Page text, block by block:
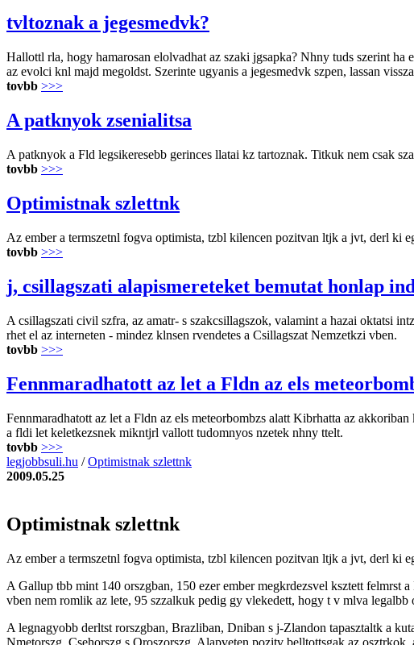
tvltoznak a jegesmedvk?
Hallottl rla, hogy hamarosan elolvadhat az szaki jgsapka? Nhny tuds szerint
az evolci knl majd megoldst. Szerinte ugyanis a jegesmedvk szpen, lassan
tovbb >>>
A patknyok zsenialitsa
A patknyok a Fld legsikeresebb gerinces llatai kz tartoznak. Titkuk nem csak
tovbb >>>
Optimistnak szlettnk
Az ember a termszetnl fogva optimista, tzbl kilencen pozitvan ltjk a jvt, derl ki
tovbb >>>
j, csillagszati alapismereteket bemutat honlap
A csillagszati civil szfra, az amatr- s szakcsillagszok, valamint a hazai oktatsi
rhet el az interneten - mindez klnsen rvendetes a Csillagszat Nemzetkzi vben.
tovbb >>>
Fennmaradhatott az let a Fldn az els
Fennmaradhatott az let a Fldn az els meteorbombzs alatt Kibrhatta az
a fldi let keletkezsnek mikntjrl vallott tudomnyos nzetek nhny ttelt.
tovbb >>>
legjobbsuli.hu /Optimistnak szlettnk
2009.05.25
Optimistnak szlettnk
Az ember a termszetnl fogva optimista, tzbl kilencen pozitvan ltjk a jvt, derl ki
A Gallup tbb mint 140 orszgban, 150 ezer ember megkrdezsvel ksztett
vben nem romlik az lete, 95 szzalkuk pedig gy vlekedett, hogy t v mlva
A legnagyobb derltst rorszgban, Brazliban, Dniban s j-Zlandon tapasztaltk a